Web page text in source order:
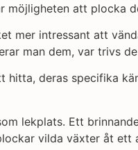
att plocka
mer intressant att
man dem, var trivs
deras specifika
lekplats. Ett
vilda växter åt ett